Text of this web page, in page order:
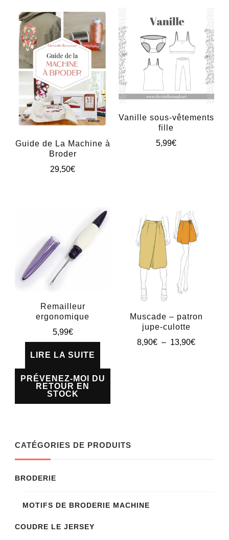
Guide de La Machine à
Broder
29,50€
Vanille sous-vêtements
fille
5,99€
variations.
Les
options
peuvent
être
choisies
sur
Remailleur
ergonomique
5,99€
LIRE LA SUITE
PRÉVENEZ-MOI DU
RETOUR EN
STOCK
Muscade – patron
jupe-culotte
8,90€ – 13,90€Plage
CATÉGORIES DE PRODUITS
BRODERIE
MOTIFS DE BRODERIE MACHINE
COUDRE LE JERSEY